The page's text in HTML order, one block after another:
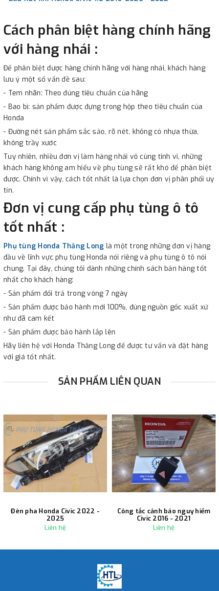
Cách phân biệt hàng chính hãng
với hàng nhái :
Để phân biệt được hàng chính hãng với hàng nhái, khách hàng
lưu ý một số vấn đề sau:
- Tem nhãn: Theo đúng tiêu chuẩn của hãng
- Bao bì: sản phẩm được đựng trong hộp theo tiêu chuẩn của
Honda
- Đường nét sản phẩm sắc sảo, rõ nét, không có nhựa thừa,
không trầy xước
Tuy nhiên, nhiều đơn vị làm hàng nhái vô cùng tinh vi, những
khách hàng không am hiểu về phụ tùng sẽ rất khó để phân biệt
được. Chính vì vậy, cách tốt nhất là lựa chọn đơn vị phân phối uy
tín.
Đơn vị cung cấp phụ tùng ô tô
tốt nhất :
Phụ tùng Honda Thăng Long là một trong những đơn vị hàng
đầu về lĩnh vực phụ tùng Honda nói riêng và phụ tùng ô tô nói
chung. Tại đây, chúng tôi dành những chính sách bán hàng tốt
nhất cho khách hàng:
- Sản phẩm đổi trả trong vòng 7 ngày
- Sản phẩm được bảo hành mới 100%, đúng nguồn gốc xuất xứ
như đã cam kết
- Sản phẩm được bảo hành lắp lên
Hãy liên hệ với Honda Thăng Long để được tư vấn và đặt hàng
với giá tốt nhất.
SẢN PHẨM LIÊN QUAN
Đèn pha Honda Civic 2022 -
2025
Liên hệ
Công tắc cảnh báo nguy hiểm
Civic 2016 - 2021
Liên hệ